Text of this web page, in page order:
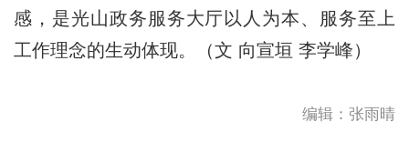
感，是光山政务服务大厅以人为本、服务至上
工作理念的生动体现。（文 向宣垣 李学峰）
编辑：张雨晴